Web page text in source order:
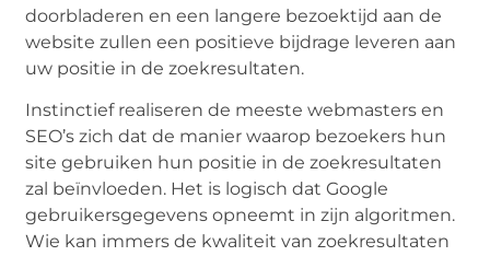
doorbladeren en een langere bezoektijd aan de
website zullen een positieve bijdrage leveren aan
uw positie in de zoekresultaten.
Instinctief realiseren de meeste webmasters en
SEO’s zich dat de manier waarop bezoekers hun
site gebruiken hun positie in de zoekresultaten
zal beïnvloeden. Het is logisch dat Google
gebruikersgegevens opneemt in zijn algoritmen.
Wie kan immers de kwaliteit van zoekresultaten